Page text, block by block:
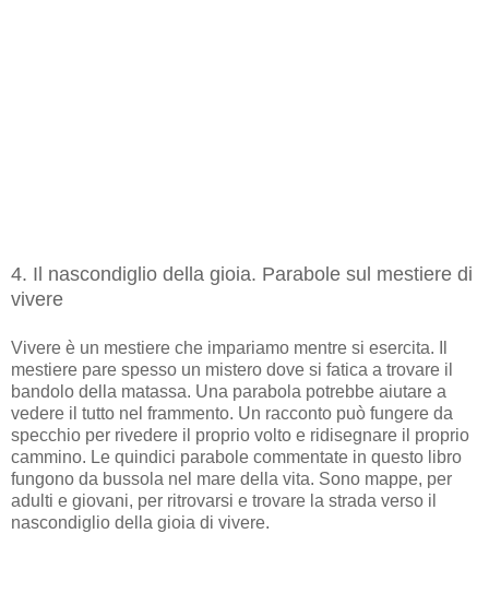
4. Il nascondiglio della gioia. Parabole sul mestiere di
vivere
Vivere è un mestiere che impariamo mentre si esercita. Il
mestiere pare spesso un mistero dove si fatica a trovare il
bandolo della matassa. Una parabola potrebbe aiutare a
vedere il tutto nel frammento. Un racconto può fungere da
specchio per rivedere il proprio volto e ridisegnare il proprio
cammino. Le quindici parabole commentate in questo libro
fungono da bussola nel mare della vita. Sono mappe, per
adulti e giovani, per ritrovarsi e trovare la strada verso il
nascondiglio della gioia di vivere.